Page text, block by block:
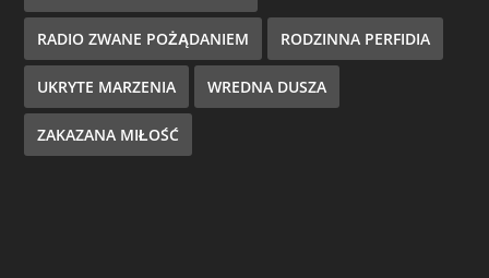
RADIO ZWANE POŻĄDANIEM RODZINNA PERFIDIA
UKRYTE MARZENIA WREDNA DUSZA
ZAKAZANA MIŁOŚĆ